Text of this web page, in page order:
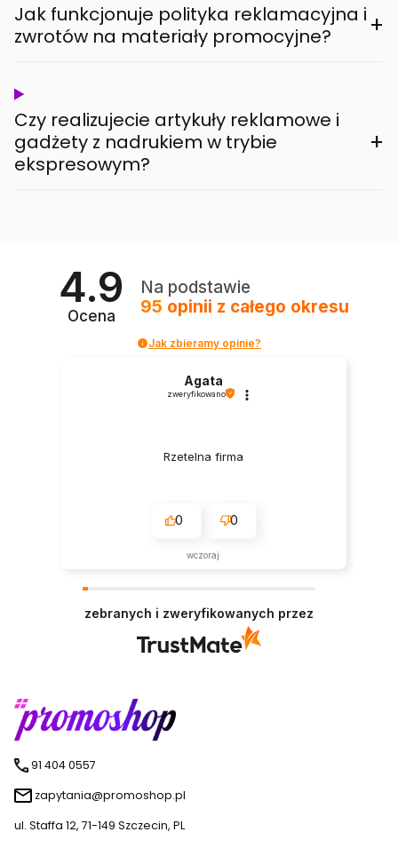
Jak funkcjonuje polityka reklamacyjna i
zwrotów na materiały promocyjne?
+
Czy realizujecie artykuły reklamowe i
gadżety z nadrukiem w trybie
ekspresowym?
+
4.9
Ocena
Na podstawie
95 opinii z całego okresu
Jak zbieramy opinie?
Agata
zweryfikowano
Rzetelna firma
0 0
wczoraj
zebranych i zweryfikowanych przez
91 404 0557
zapytania@promoshop.pl
ul. Staffa 12, 71-149 Szczecin, PL